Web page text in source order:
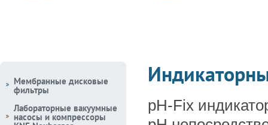
рH-Fix
Мембранные дисковые
фильтры
Лабораторные вакуумные
насосы и компрессоры